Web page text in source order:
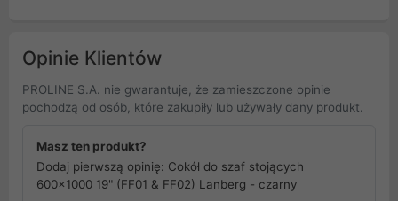
Opinie Klientów
PROLINE S.A. nie gwarantuje, że zamieszczone opinie
pochodzą od osób, które zakupiły lub używały dany produkt.
Masz ten produkt?
Dodaj pierwszą opinię: Cokół do szaf stojących
600x1000 19" (FF01 & FF02) Lanberg - czarny